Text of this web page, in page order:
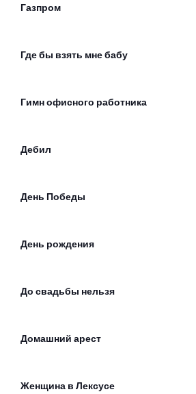
Газпром
Где бы взять мне бабу
Гимн офисного работника
Дебил
День Победы
День рождения
До свадьбы нельзя
Домашний арест
Женщина в Лексусе